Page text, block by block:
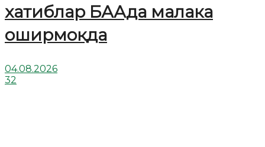
хатиблар БААда малака
оширмоқда
04.08.2026
32